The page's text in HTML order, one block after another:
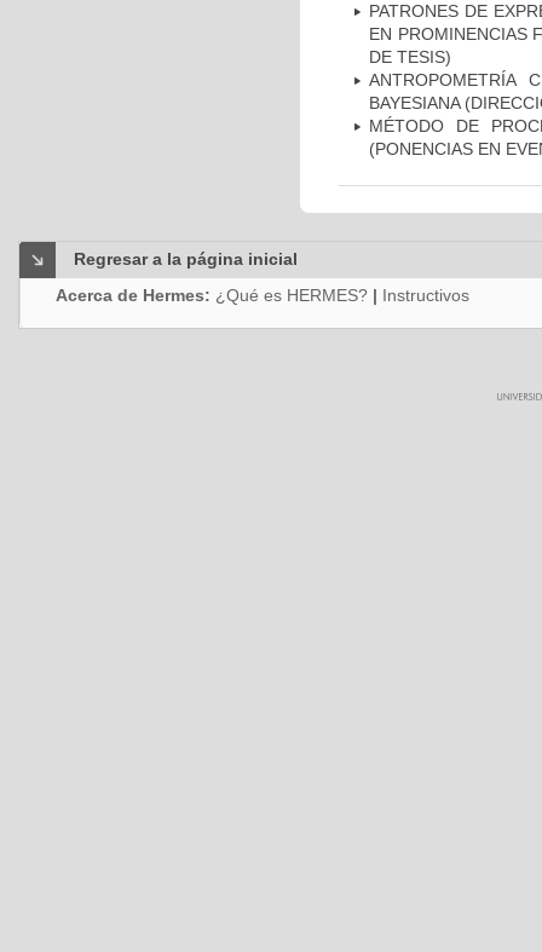
PATRONES DE
EN PROMINENCIAS
DE TESIS)
ANTROPOMETRÍA
BAYESIANA
MÉTODO DE
(PONENCIAS EN
Regresar a la página inicial
Acerca de Hermes: ¿Qué es HERMES? | Instructivos